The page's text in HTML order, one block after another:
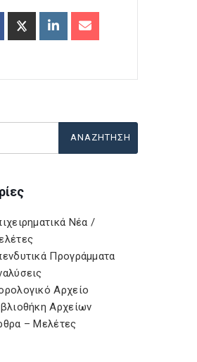
Νέα /
Προγράμματα
Αρχείο
Αρχείων
– Μελέτες